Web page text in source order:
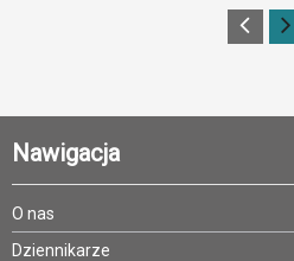
Nawigacja
O nas
Dziennikarze